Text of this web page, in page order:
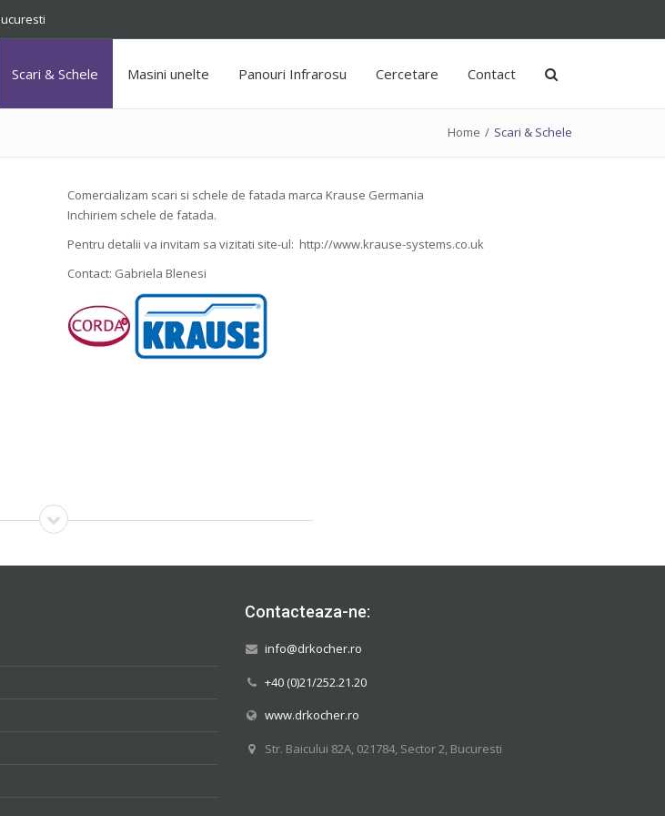
Scari & Schele Masini unelte Panouri Infrarosu Cercetare Contact
Home / Scari & Schele
Comercializam scari si schele de fatada marca Krause Germania
Inchiriem schele de fatada.
Pentru detalii va invitam sa vizitati site-ul: http://www.krause-systems.co.uk
Contact: Gabriela Blenesi
Contacteaza-ne:
info@drkocher.ro
+40 (0)21/252.21.20
www.drkocher.ro
Str. Baicului 82A, 021784, Sector 2, Bucuresti